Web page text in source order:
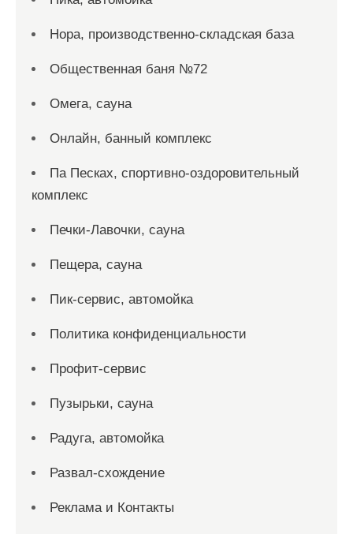
Нора, производственно-складская база
Общественная баня №72
Омега, сауна
Онлайн, банный комплекс
Па Песках, спортивно-оздоровительный
комплекс
Печки-Лавочки, сауна
Пещера, сауна
Пик-сервис, автомойка
Политика конфиденциальности
Профит-сервис
Пузырьки, сауна
Радуга, автомойка
Развал-схождение
Реклама и Контакты